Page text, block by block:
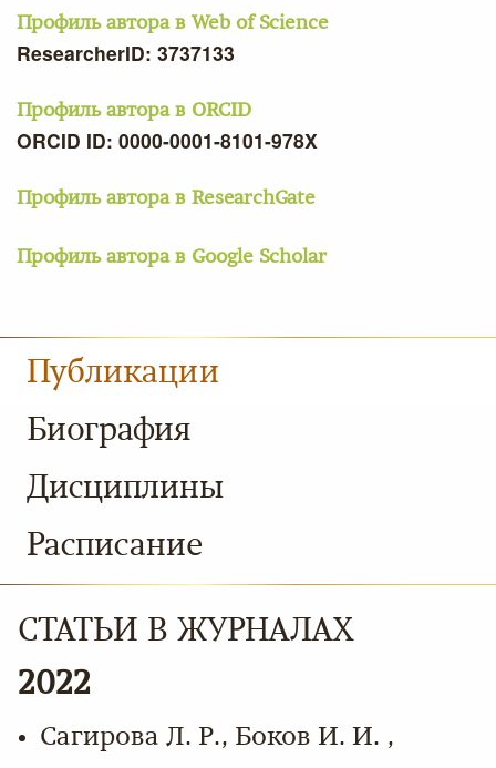
Профиль автора в Web of Science
ResearcherID: 3737133
Профиль автора в ORCID
ORCID ID: 0000-0001-8101-978X
Профиль автора в ResearchGate
Профиль автора в Google Scholar
Публикации
Биография
Дисциплины
Расписание
СТАТЬИ В ЖУРНАЛАХ
2022
Сагирова Л. Р., Боков И. И. ,